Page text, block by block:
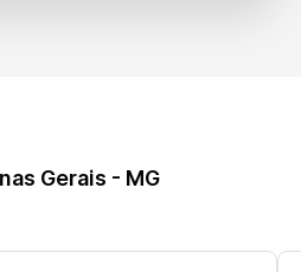
Gerais - MG